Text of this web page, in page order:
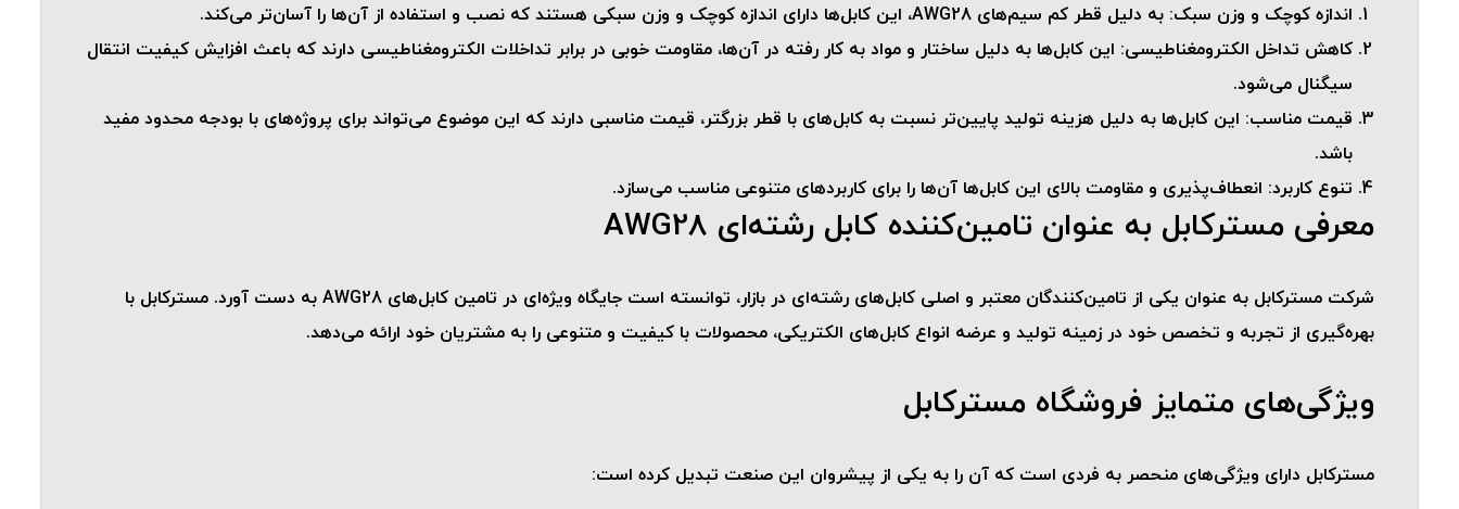
اندازه کوچک و وزن سبک: به دلیل قطر کم سیم‌های AWG28، این کابل‌ها دارای اندازه کوچک و وزن سبکی هستند که نصب و استفاده از آن‌ها را آسان‌تر می‌کند.
کاهش تداخل الکترومغناطیسی: این کابل‌ها به دلیل ساختار و مواد به کار رفته در آن‌ها، مقاومت خوبی در برابر تداخلات الکترومغناطیسی دارند که باعث افزایش کیفیت انتقال
سیگنال می‌شود.
قیمت مناسب: این کابل‌ها به دلیل هزینه تولید پایین‌تر نسبت به کابل‌های با قطر بزرگتر، قیمت مناسبی دارند که این موضوع می‌تواند برای پروژه‌های با بودجه محدود مفید
باشد.
تنوع کاربرد: انعطاف‌پذیری و مقاومت بالای این کابل‌ها آن‌ها را برای کاربردهای متنوعی مناسب می‌سازد.
معرفی مسترکابل به عنوان تامین‌کننده کابل رشته‌ای AWG28
شرکت مسترکابل به عنوان یکی از تامین‌کنندگان معتبر و اصلی کابل‌های رشته‌ای در بازار، توانسته است جایگاه ویژه‌ای در تامین کابل‌های AWG28 به دست آورد. مسترکابل با
بهره‌گیری از تجربه و تخصص خود در زمینه تولید و عرضه انواع کابل‌های الکتریکی، محصولات با کیفیت و متنوعی را به مشتریان خود ارائه می‌دهد.
ویژگی‌های متمایز فروشگاه مسترکابل
مسترکابل دارای ویژگی‌های منحصر به فردی است که آن را به یکی از پیشروان این صنعت تبدیل کرده است: